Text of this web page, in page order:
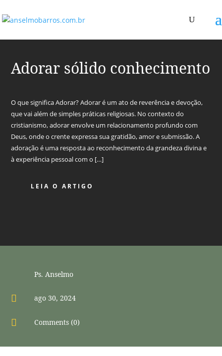
Adorar sólido conhecimento
O que significa Adorar? Adorar é um ato de reverência e devoção,
que vai além de simples práticas religiosas. No contexto do
cristianismo, adorar envolve um relacionamento profundo com
Deus, onde o crente expressa sua gratidão, amor e submissão. A
adoração é uma resposta ao reconhecimento da grandeza divina e
à experiência pessoal com o […]
LEIA O ARTIGO
Ps. Anselmo
 ago 30, 2024
 Comments (0)